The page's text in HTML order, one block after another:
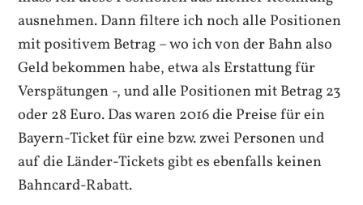
ausnehmen. Dann filtere ich noch alle Positionen
mit positivem Betrag – wo ich von der Bahn also
Geld bekommen habe, etwa als Erstattung für
Verspätungen -, und alle Positionen mit Betrag 23
oder 28 Euro. Das waren 2016 die Preise für ein
Bayern-Ticket für eine bzw. zwei Personen und
auf die Länder-Tickets gibt es ebenfalls keinen
Bahncard-Rabatt.